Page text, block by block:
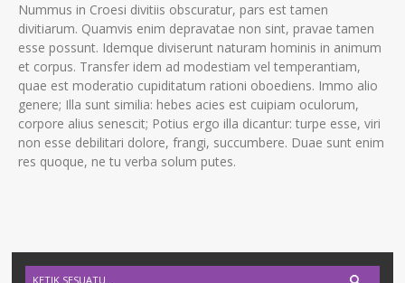
Nummus in Croesi divitiis obscuratur, pars est tamen
divitiarum. Quamvis enim depravatae non sint, pravae tamen
esse possunt. Idemque diviserunt naturam hominis in animum
et corpus. Transfer idem ad modestiam vel temperantiam,
quae est moderatio cupiditatum rationi oboediens. Immo alio
genere; Illa sunt similia: hebes acies est cuipiam oculorum,
corpore alius senescit; Potius ergo illa dicantur: turpe esse, viri
non esse debilitari dolore, frangi, succumbere. Duae sunt enim
res quoque, ne tu verba solum putes.